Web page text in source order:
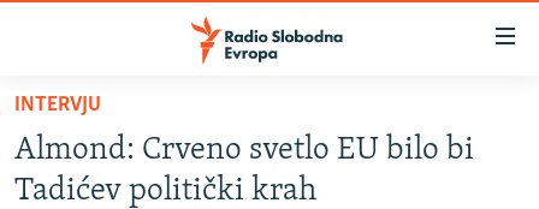
Pređite
glavni
sadržaj
VIJESTI
BOSNA I HERCEGOVINA
INTERVJU
Almond: Crveno svetlo EU bilo bi
Tadićev politički krah